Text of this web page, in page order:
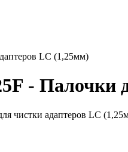
LC (1,25мм)
-